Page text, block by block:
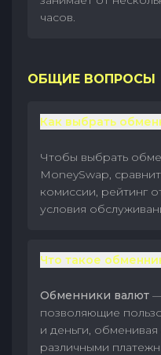
часов.
ОБЩИЕ ВОПРОСЫ
Как выбрать
Чтобы выбрать
MoneySwap,
комиссии, рейтинг
условия
Что такое
Обменники валют
позволяющие
и деньги,
различными